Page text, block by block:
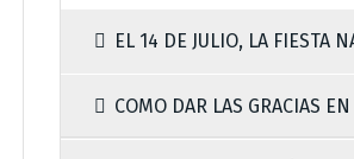
EL 14 DE JULIO, LA FIESTA
COMO DAR LAS GRACIAS